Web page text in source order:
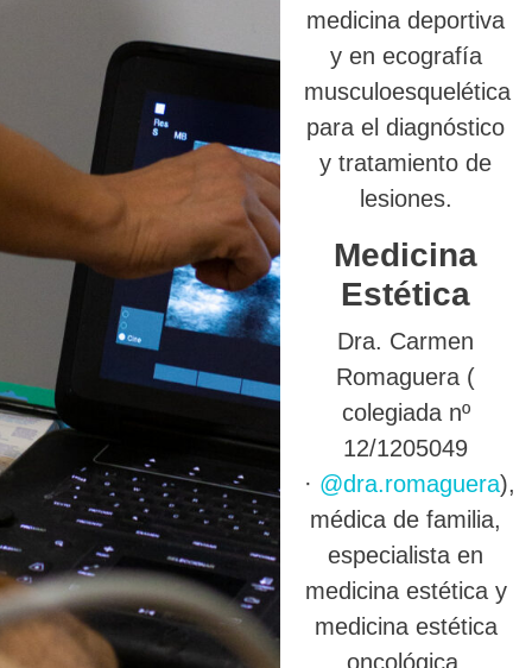
medicina deportiva
y en ecografía
musculoesquelética
para el diagnóstico
y tratamiento de
lesiones.
Medicina
Estética
Dra. Carmen
Romaguera (
colegiada nº
12/1205049
· @dra.romaguera),
médica de familia,
especialista en
medicina estética y
medicina estética
oncológica.